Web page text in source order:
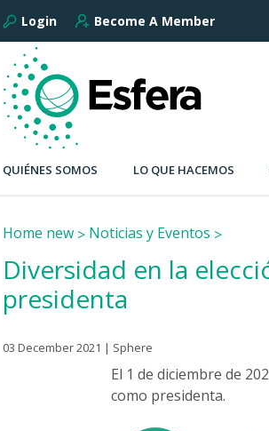
Login Become A Member
QUIÉNES SOMOS LO QUE HACEMOS
Home new Noticias y Eventos
Diversidad en la
presidenta
03 December 2021 | Sphere
El 1 de diciembre de
como presidenta.